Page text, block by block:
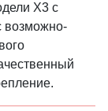
X3 с
возможно-